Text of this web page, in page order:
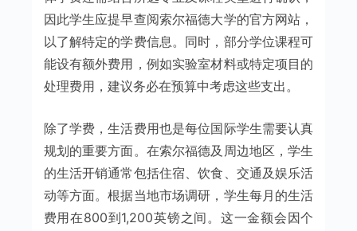
因此学生应提早查阅索尔福德大学的官方网站，
以了解特定的学费信息。同时，部分学位课程可
能设有额外费用，例如实验室材料或特定项目的
处理费用，建议务必在预算中考虑这些支出。
除了学费，生活费用也是每位国际学生需要认真
规划的重要方面。在索尔福德及周边地区，学生
的生活开销通常包括住宿、饮食、交通及娱乐活
动等方面。根据当地市场调研，学生每月的生活
费用在800到1,200英镑之间。这一金额会因个